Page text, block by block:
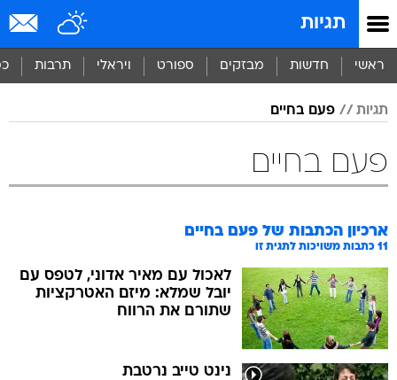
תגיות
ראשי חדשות מבזקים ספורט ויראלי תרבות
תגיות פעם בחיים
פעם בחיים
ארכיון הכתבות של פעם בחיים
11 כתבות משויכות לתגית זו
לאכול עם מאיר אדוני, לטפס עם
יובל שמלא: מיזם האטרקציות
שתורם את הרווח
נינט טייב נרטבת